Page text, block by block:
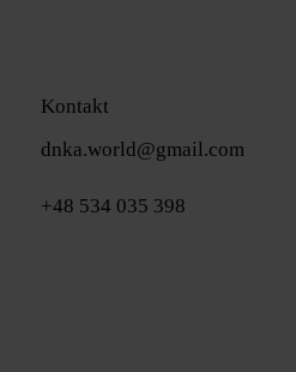
Kontakt
dnka.world@gmail.com
+48 534 035 398